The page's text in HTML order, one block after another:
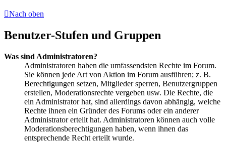
Nach oben
Benutzer-Stufen und Gruppen
Was sind Administratoren?
Administratoren haben die umfassendsten Rechte im Forum.
Sie können jede Art von Aktion im Forum ausführen; z. B.
Berechtigungen setzen, Mitglieder sperren, Benutzergruppen
erstellen, Moderationsrechte vergeben usw. Die Rechte, die
ein Administrator hat, sind allerdings davon abhängig, welche
Rechte ihnen ein Gründer des Forums oder ein anderer
Administrator erteilt hat. Administratoren können auch volle
Moderationsberechtigungen haben, wenn ihnen das
entsprechende Recht erteilt wurde.